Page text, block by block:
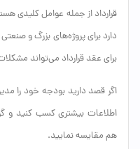
قرارداد از جمله عوامل کلیدی
دارد برای پروژه‌های بزرگ و
برای عقد قرارداد می‌تواند
اگر قصد دارید بودجه خود را
اطلاعات بیشتری کسب کنید و
هم مقایسه نمایید.